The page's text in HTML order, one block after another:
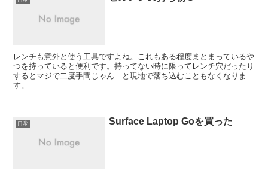
レンチも意外と使う工具ですよね。これもある程度まとまっているや
つを持っていると便利です。持ってない時に限ってレンチ穴だったり
するとマジで二度手間じゃん…と現地で落ち込むこともなくなりま
す。
日常 Surface Laptop Goを買った